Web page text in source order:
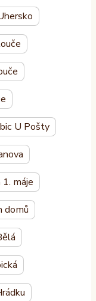
U Pošty
máje
domů